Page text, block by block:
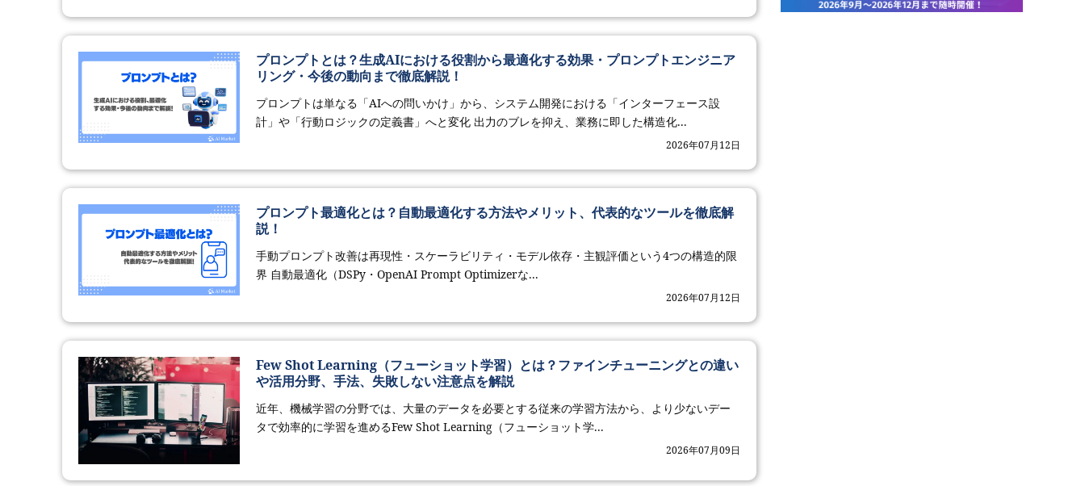
プロンプトとは？生成AIにおける役割から最適化する効果・プロンプトエンジニア
リング・今後の動向まで徹底解説！
プロンプトは単なる「AIへの問いかけ」から、システム開発における「インターフェース設
計」や「行動ロジックの定義書」へと変化 出力のブレを抑え、業務に即した構造化...
2026年07月12日
プロンプト最適化とは？自動最適化する方法やメリット、代表的なツールを徹底解
説！
手動プロンプト改善は再現性・スケーラビリティ・モデル依存・主観評価という4つの構造的限
界 自動最適化（DSPy・OpenAI Prompt Optimizerな...
2026年07月12日
Few Shot Learning（フューショット学習）とは？ファインチューニングとの違い
や活用分野、手法、失敗しない注意点を解説
近年、機械学習の分野では、大量のデータを必要とする従来の学習方法から、より少ないデー
タで効率的に学習を進めるFew Shot Learning（フューショット学...
2026年07月09日